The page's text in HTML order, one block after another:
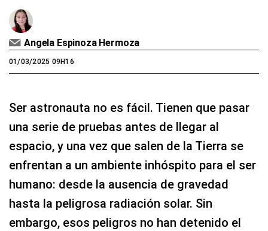
Angela Espinoza Hermoza
01/03/2025 09H16
Ser astronauta no es fácil. Tienen que pasar
una serie de pruebas antes de llegar al
espacio, y una vez que salen de la Tierra se
enfrentan a un ambiente inhóspito para el ser
humano: desde la ausencia de gravedad
hasta la peligrosa radiación solar. Sin
embargo, esos peligros no han detenido el